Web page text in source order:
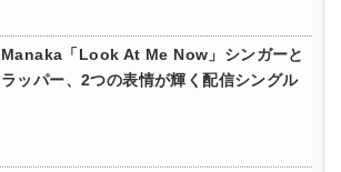
Manaka「Look At Me Now」シンガーと
ラッパー、2つの表情が輝く配信シングル